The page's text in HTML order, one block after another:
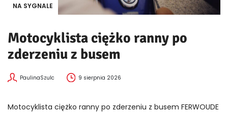
NA SYGNALE
Motocyklista ciężko ranny po
zderzeniu z busem
PaulinaSzulc 9 sierpnia 2026
Motocyklista ciężko ranny po zderzeniu z busem FERWOUDE